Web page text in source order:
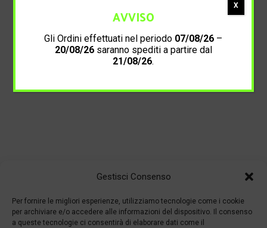
Gestisci Consenso
Per fornire le migliori esperienze, utilizziamo tecnologie come i cookie
per archiviare e/o accedere alle informazioni del dispositivo. Il consenso
a queste tecnologie ci consentirà di elaborare dati come il
AVVISO
Gli Ordini effettuati nel periodo 07/08/26 –
20/08/26saranno spediti a partire dal
21/08/26.
X